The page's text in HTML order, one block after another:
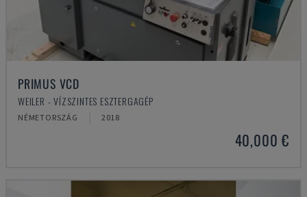
PRIMUS VCD
WEILER - VÍZSZINTES ESZTERGAGÉP
NÉMETORSZÁG 2018
40,000 €